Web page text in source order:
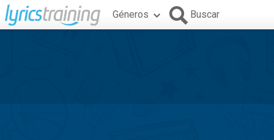
Géneros Buscar